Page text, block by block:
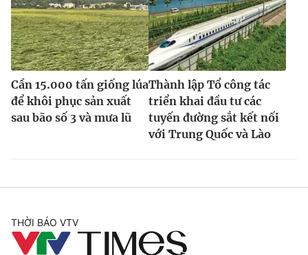
Cần 15.000 tấn giống lúa
để khôi phục sản xuất
sau bão số 3 và mưa lũ
Thành lập Tổ công tác
triển khai đầu tư các
tuyến đường sắt kết nối
với Trung Quốc và Lào
THỜI BÁO VTV